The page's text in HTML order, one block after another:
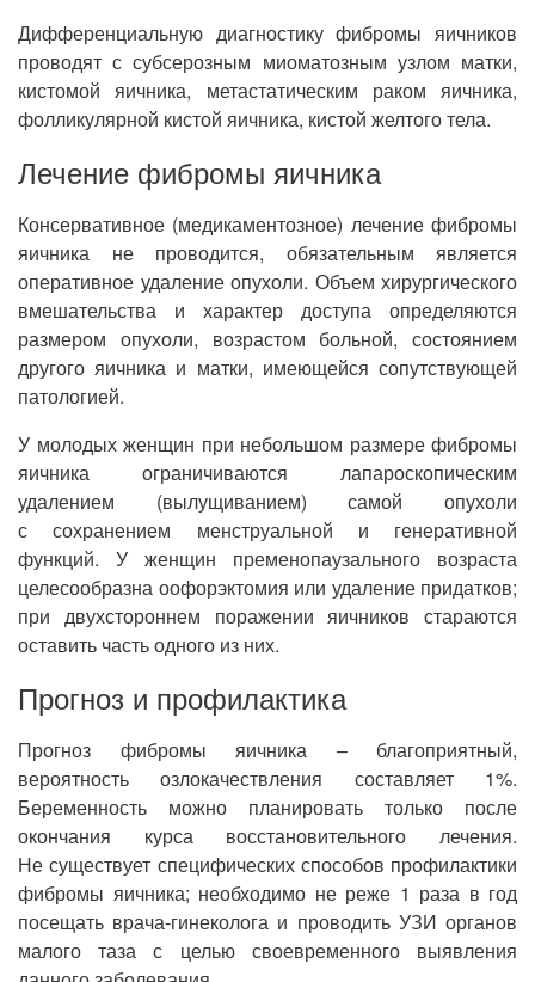
Дифференциальную диагностику фибромы яичников
проводят с субсерозным миоматозным узлом матки,
кистомой яичника, метастатическим раком яичника,
фолликулярной кистой яичника, кистой желтого тела.
Лечение фибромы яичника
Консервативное (медикаментозное) лечение фибромы
яичника не проводится, обязательным является
оперативное удаление опухоли. Объем хирургического
вмешательства и характер доступа определяются
размером опухоли, возрастом больной, состоянием
другого яичника и матки, имеющейся сопутствующей
патологией.
У молодых женщин при небольшом размере фибромы
яичника ограничиваются лапароскопическим
удалением (вылущиванием) самой опухоли
с сохранением менструальной и генеративной
функций. У женщин пременопаузального возраста
целесообразна оофорэктомия или удаление придатков;
при двухстороннем поражении яичников стараются
оставить часть одного из них.
Прогноз и профилактика
Прогноз фибромы яичника – благоприятный,
вероятность озлокачествления составляет 1%.
Беременность можно планировать только после
окончания курса восстановительного лечения.
Не существует специфических способов профилактики
фибромы яичника; необходимо не реже 1 раза в год
посещать врача-гинеколога и проводить УЗИ органов
малого таза с целью своевременного выявления